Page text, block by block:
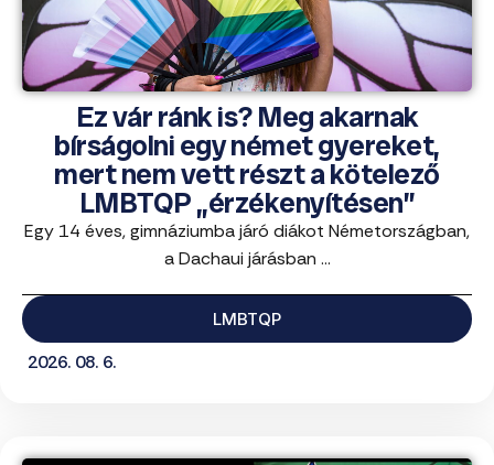
Ez vár ránk is? Meg akarnak
bírságolni egy német gyereket,
mert nem vett részt a kötelező
LMBTQP „érzékenyítésen”
Egy 14 éves, gimnáziumba járó diákot Németországban,
a Dachaui járásban ...
LMBTQP
2026. 08. 6.